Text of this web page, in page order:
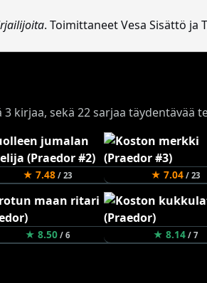
. Toimittaneet Vesa Sisättö ja
kirjaa, sekä 22 sarjaa täydentävää
★ 7.48/ 23 ★ 7.04/ 23
★ 8.50/ 6 ★ 8.14/ 7